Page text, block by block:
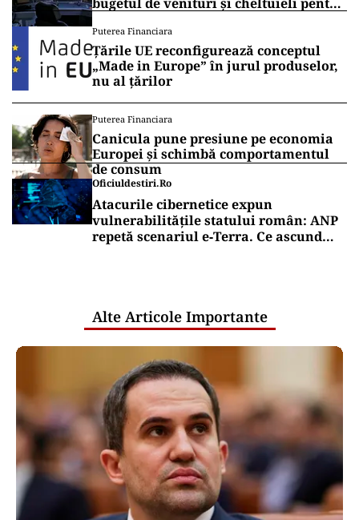
Puterea Financiara
Țările UE reconfigurează conceptul
„Made in Europe” în jurul produselor,
nu al țărilor
Puterea Financiara
Canicula pune presiune pe economia
Europei și schimbă comportamentul
de consum
Oficiuldestiri.ro
Atacurile cibernetice expun
vulnerabilitățile statului român: ANP
repetă scenariul e‑Terra. Ce ascund
Alte Articole Importante